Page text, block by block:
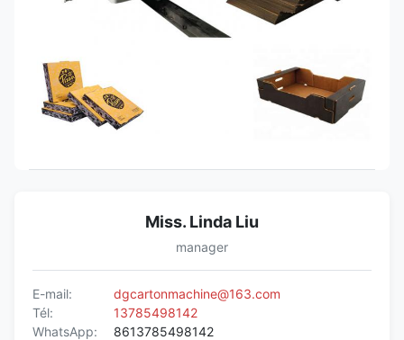
Miss. Linda Liu
manager
E-mail:
dgcartonmachine@163.com
Tél:
13785498142
WhatsApp:
8613785498142